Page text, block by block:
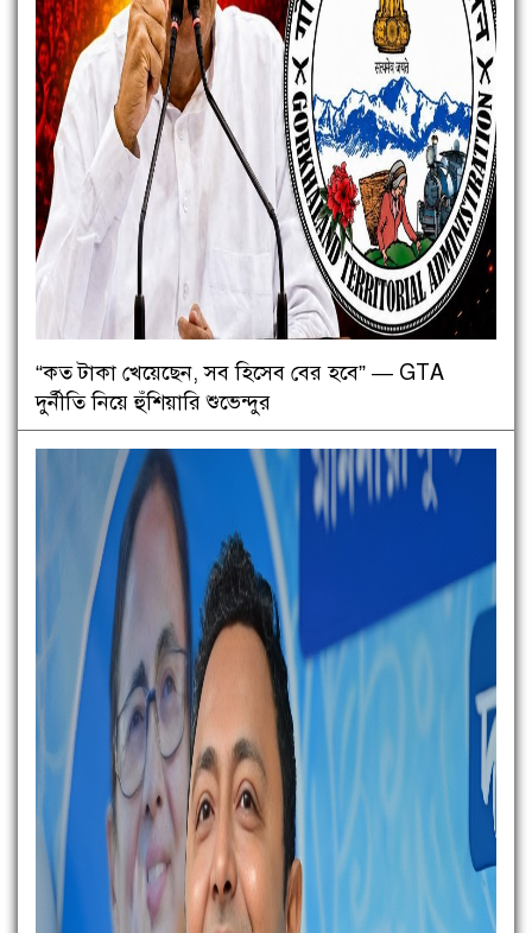
“কত টাকা খেয়েছেন, সব হিসেব বের হবে” — GTA
দুর্নীতি নিয়ে হুঁশিয়ারি শুভেন্দুর